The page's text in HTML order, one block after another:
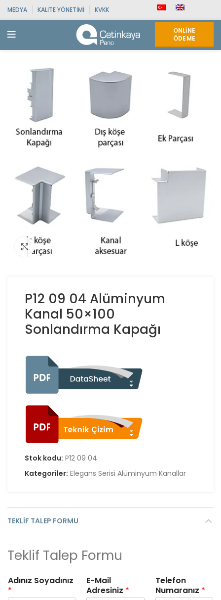
MEDYA KALITE YÖNETIMI KVKK
ONLINE
ÖDEME
Click to enlarge
P12 09 04 Alüminyum
Kanal 50×100
Sonlandırma Kapağı
Stok kodu: P12 09 04
Kategoriler: Elegans Serisi Alüminyum Kanallar
TEKLIF TALEP FORMU
Teklif Talep Formu
Adınız Soyadınız
*
E-Mail
Adresiniz *
Telefon
Numaranız *